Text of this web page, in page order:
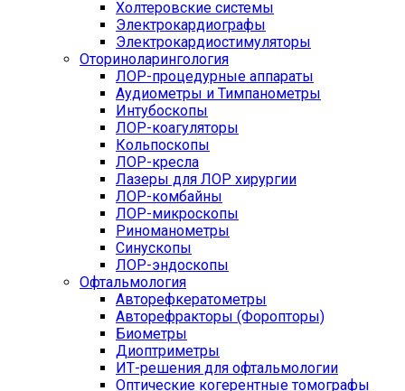
Холтеровские системы
Электрокардиографы
Электрокардиостимуляторы
Оториноларингология
ЛОР-процедурные аппараты
Аудиометры и Тимпанометры
Интубоскопы
ЛОР-коагуляторы
Кольпоскопы
ЛОР-кресла
Лазеры для ЛОР хирургии
ЛОР-комбайны
ЛОР-микроскопы
Риноманометры
Синускопы
ЛОР-эндоскопы
Офтальмология
Авторефкератометры
Авторефракторы (Форопторы)
Биометры
Диоптриметры
ИТ-решения для офтальмологии
Оптические когерентные томографы